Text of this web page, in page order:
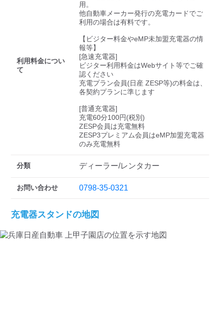
利用料金につい
て
用。
他自動車メーカー発行の充電カードでご
利用の場合は有料です。
【ビジター料金やeMP未加盟充電器の情
報等】
[急速充電器]
ビジター利用料金はWebサイト等でご確
認ください
充電プラン会員(日産 ZESP等)の料金は、
各契約プランに準じます
[普通充電器]
充電60分100円(税別)
ZESP会員は充電無料
ZESP3プレミアム会員はeMP加盟充電器
のみ充電無料
分類 ディーラー/レンタカー
お問い合わせ 0798-35-0321
充電器スタンドの地図